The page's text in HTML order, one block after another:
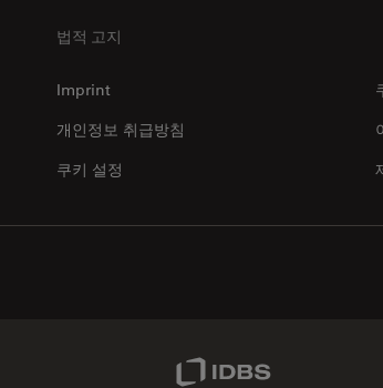
법적 고지
Imprint
개인정보 취급방침
쿠키 설정